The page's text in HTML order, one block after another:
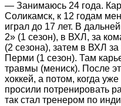
— Занимаюсь 24 года.
Соликамск, к 12 годам
играл до 17 лет. В
2» (1 сезон), в ВХЛ, за
(2 сезона), затем в ВХЛ
Перми (1 сезон). Там
травмы (мениск). После
хоккей, а потом, когда
просили потренировать
так стал тренером по